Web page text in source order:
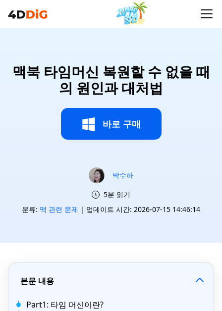
맥북 타임머신 복원할 수 없을 때
의 원인과 대처법
바로 구매
박수하
5분 읽기
분류: 맥 관련 문제 | 업데이트 시간: 2026-07-15 14:46:14
본문 내용
Part1: 타임 머신이란?